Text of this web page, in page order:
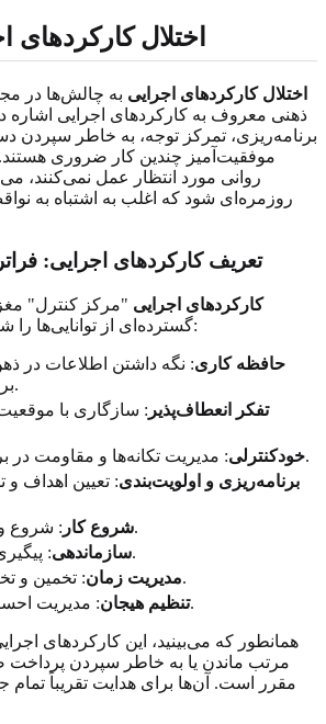
اختلال
اختلال کارکردهای اجرایی به چالش‌ها در
ذهنی معروف به کارکردهای اجرایی اشاره
برنامه‌ریزی، تمرکز توجه، به خاطر سپردن
موفقیت‌آمیز چندین کار ضروری هستند.
روانی مورد انتظار عمل نمی‌کنند،
روزمره‌ای شود که اغلب به اشتباه به
تعریف کارکردهای اجرایی:
کارکردهای اجرایی "مرکز کنترل"
گسترده‌ای از توانایی‌ها را شامل می‌شوند، از جمله:
حافظه کاری: نگه داشتن اطلاعات در
برای تکمیل وظایف.
تفکر انعطاف‌پذیر : سازگاری با
خودکنترلی: مدیریت تکانه‌ها و مقاومت در برابر حواس‌پرتی‌ها.
برنامه‌ریزی و اولویت‌بندی: تعیین اهداف و
شروع کار: شروع وظایف بدون تعلل.
سازماندهی: پیگیری مواد و اطلاعات.
مدیریت زمان: تخمین و تخصیص مؤثر زمان.
تنظیم هیجان: مدیریت احساسات و واکنش‌ها.
همانطور که می‌بینید، این کارکردهای
مرتب ماندن یا به خاطر سپردن
مقرر است. آن‌ها برای هدایت تقریباً